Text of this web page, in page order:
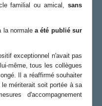
familial ou amical, sans
la normalea été publié sur
exceptionnel n'avait pas
même, tous les collègues
Il a réaffirmé souhaiter
mériterait soit portée à sa
d'accompagnement